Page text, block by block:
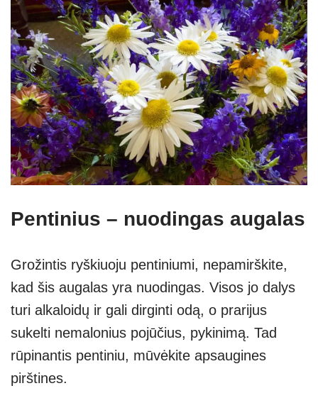
Pentinius – nuodingas augalas
Grožintis ryškiuoju pentiniumi, nepamirškite,
kad šis augalas yra nuodingas. Visos jo dalys
turi alkaloidų ir gali dirginti odą, o prarijus
sukelti nemalonius pojūčius, pykinimą. Tad
rūpinantis pentiniu, mūvėkite apsaugines
pirštines.